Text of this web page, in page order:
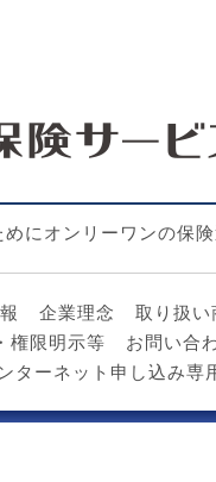
にオンリーワンの保
企業理念 取り扱い
権限明示等
お問い合
ターネット申し込み専